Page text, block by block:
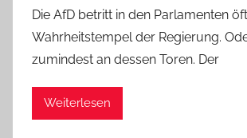
Die AfD betritt in den Parlamenten
Wahrheitstempel der Regierung.
zumindest an dessen Toren. Der
Weiterlesen